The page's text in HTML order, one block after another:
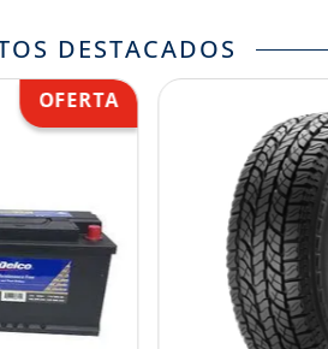
DESTACADOS